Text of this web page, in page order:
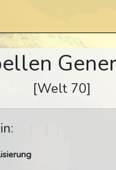
[Welt 70]